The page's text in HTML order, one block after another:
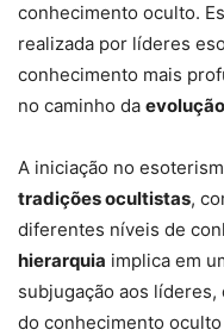
conhecimento oculto.
realizada por líderes
conhecimento mais
no caminho da
A iniciação no
tradições ocultistas,
diferentes níveis de
hierarquia implica em
subjugação aos
do conhecimento